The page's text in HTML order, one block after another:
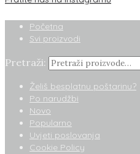
Početna
Svi proizvodi
Pretraži:
Želiš besplatnu poštarinu?
Po narudžbi
Novo
Popularno
Uvjeti poslovanja
Cookie Policy